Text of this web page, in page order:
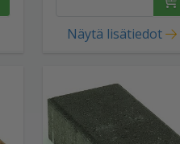
Näytä lisätiedot